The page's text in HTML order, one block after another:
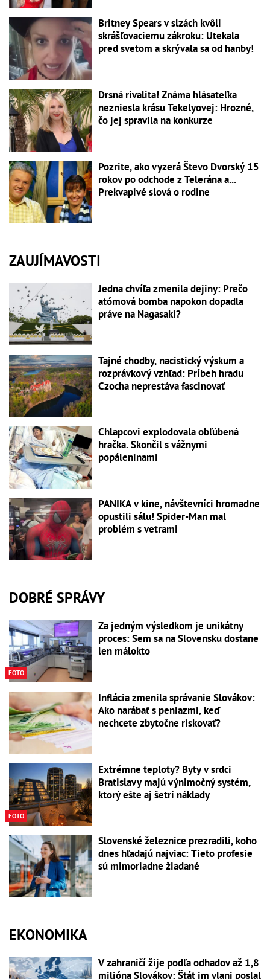
Britney Spears v slzách kvôli
skrášľovaciemu zákroku: Utekala
pred svetom a skrývala sa od hanby!
Drsná rivalita! Známa hlásateľka
nezniesla krásu Tekelyovej: Hrozné,
čo jej spravila na konkurze
Pozrite, ako vyzerá Števo Dvorský 15
rokov po odchode z Telerána a...
Prekvapivé slová o rodine
ZAUJÍMAVOSTI
Jedna chvíľa zmenila dejiny: Prečo
atómová bomba napokon dopadla
práve na Nagasaki?
Tajné chodby, nacistický výskum a
rozprávkový vzhľad: Príbeh hradu
Czocha neprestáva fascinovať
Chlapcovi explodovala obľúbená
hračka. Skončil s vážnymi
popáleninami
PANIKA v kine, návštevníci hromadne
opustili sálu! Spider-Man mal
problém s vetrami
DOBRÉ SPRÁVY
FOTO
Za jedným výsledkom je unikátny
proces: Sem sa na Slovensku dostane
len málokto
Inflácia zmenila správanie Slovákov:
Ako narábať s peniazmi, keď
nechcete zbytočne riskovať?
FOTO
Extrémne teploty? Byty v srdci
Bratislavy majú výnimočný systém,
ktorý ešte aj šetrí náklady
Slovenské železnice prezradili, koho
dnes hľadajú najviac: Tieto profesie
sú mimoriadne žiadané
EKONOMIKA
V zahraničí žije podľa odhadov až 1,8
milióna Slovákov: Štát im vlani poslal